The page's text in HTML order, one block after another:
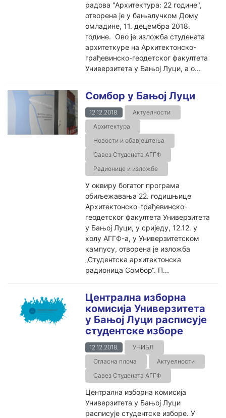
радова "Архитектура: 22 године",
отворена је у бањалучком Дому
омладине, 11. децембра 2018.
године. Ово је изложба студената
архитеткуре на Архитектонско-
грађевинско-геодетског факултета
Универзитета у Бањој Луци, а о...
Сомбор у Бањој Луци
12.12.2018.
Актуелности
Архитектура
Новости и обавјештења
Савез Студената АГГФ
Радионице и изложбе
У оквиру богатог програма
обиљежавања 22. годишњице
Архитектонско-грађевинско-
геодетског факултета Универзитета
у Бањој Луци, у сриједу, 12.12. у
холу АГГФ-а, у Универзитетском
кампусу, отворена је изложба
„Студентска архитектонска
радионица Сомбор“. П...
Централна изборна
комисија Универзитета
у Бањој Луци расписује
студентске изборе
12.12.2018.
УНИБЛ
Огласна плоча
Актуелности
Савез Студената АГГФ
Централна изборна комисија
Универзитета у Бањој Луци
расписује студентске изборе. У